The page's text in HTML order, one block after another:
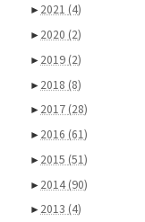
►2021 (4)
►2020 (2)
►2019 (2)
►2018 (8)
►2017 (28)
►2016 (61)
►2015 (51)
►2014(90)
►2013 (4)